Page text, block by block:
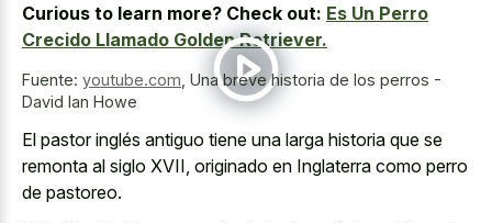
Curious to learn more? Check out: Es Un Perro
Crecido Llamado Golden Retriever.
Fuente: youtube.com Una breve historia de los perros -
David Ian Howe
El pastor inglés antiguo tiene una larga historia que se
remonta al siglo XVII, originado en Inglaterra como perro
de pastoreo.